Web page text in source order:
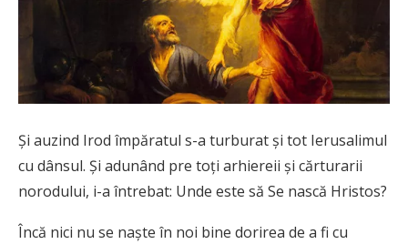
Şi auzind Irod împăratul s-a turburat şi tot Ierusalimul
cu dânsul. Şi adunând pre toţi arhiereii şi cărturarii
norodului, i-a întrebat: Unde este să Se nască Hristos?
Încă nici nu se naște în noi bine dorirea de a fi cu